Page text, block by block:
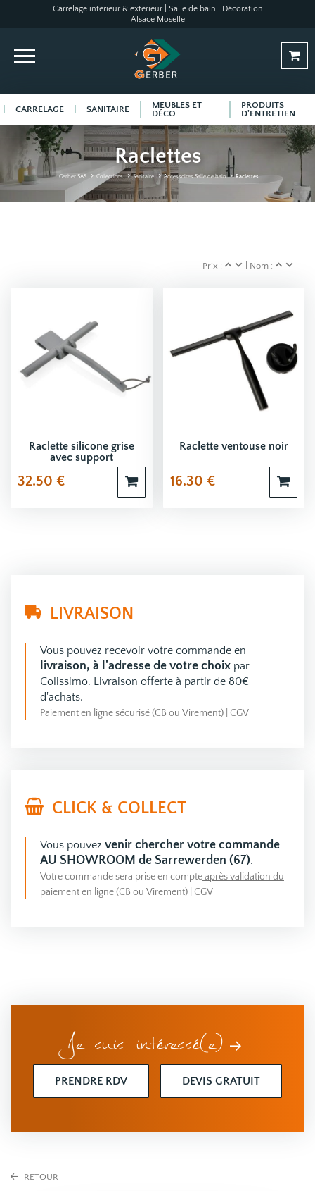
Carrelage intérieur & extérieur | Salle de bain | Décoration
Alsace Moselle
CARRELAGE SANITAIRE
MEUBLES ET
DÉCO
PRODUITS
D'ENTRETIEN
Raclettes
Gerber SAS Collections Sanitaire Accessoires Salle de bain Raclettes
Prix : | Nom :
Raclette silicone grise
avec support
32.50 €
Raclette ventouse noir
16.30 €
LIVRAISON
Vous pouvez recevoir votre commande en
livraison, à l'adresse de votre choix par
Colissimo. Livraison offerte à partir de 80€
d'achats.
Paiement en ligne sécurisé (CB ou Virement) CGV
CLICK & COLLECT
Vous pouvez venir chercher votre commande
AU SHOWROOM de Sarrewerden (67).
Votre commande sera prise en compteaprès validation du
paiement en ligne (CB ou Virement) CGV
Je suis intéressé(e)
PRENDRE RDV DEVIS GRATUIT
RETOUR